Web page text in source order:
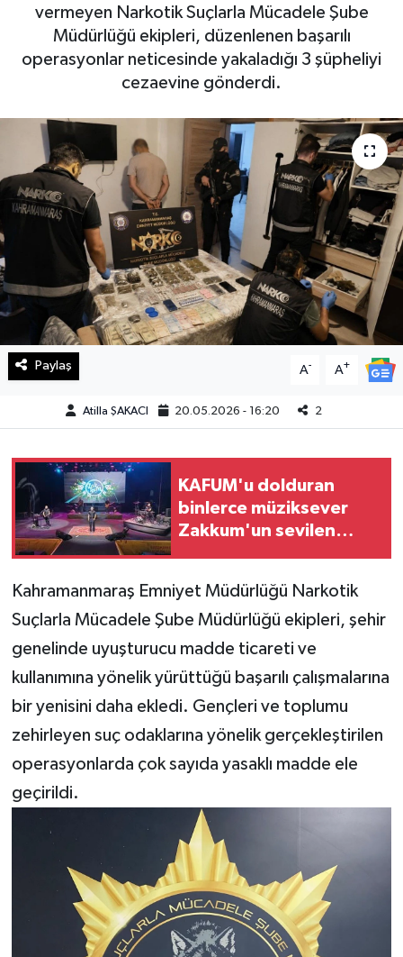
vermeyen Narkotik Suçlarla Mücadele Şube
Müdürlüğü ekipleri, düzenlenen başarılı
operasyonlar neticesinde yakaladığı 3 şüpheliyi
cezaevine gönderdi.
Paylaş A- A+
Atilla ŞAKACI 20.05.2026 - 16:20 2
KAFUM'u dolduran
binlerce müziksever
Zakkum'un sevilen
Kahramanmaraş Emniyet Müdürlüğü Narkotik
Suçlarla Mücadele Şube Müdürlüğü ekipleri, şehir
genelinde uyuşturucu madde ticareti ve
kullanımına yönelik yürüttüğü başarılı çalışmalarına
bir yenisini daha ekledi. Gençleri ve toplumu
zehirleyen suç odaklarına yönelik gerçekleştirilen
operasyonlarda çok sayıda yasaklı madde ele
geçirildi.
Haberde İnsan
Kültür Sanat
Magazin
Manşet Altı
Manşetler
Resmi İlan
Sağlık
Spor
Yaşam
KAHRAMANMARAŞ